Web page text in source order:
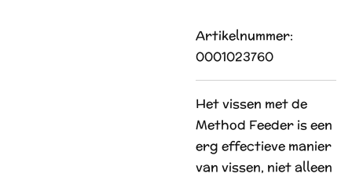
Artikelnummer:
0001023760
Het vissen met de
Method Feeder is een
erg effectieve manier
van vissen, niet alleen